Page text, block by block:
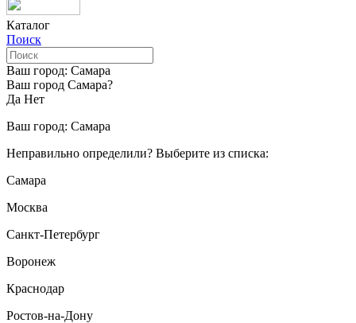
Каталог
Поиск
Ваш город: Самара
Ваш город Самара?
Да Нет
Ваш город: Самара
Неправильно определили? Выберите из списка:
Самара
Москва
Санкт-Петербург
Воронеж
Краснодар
Ростов-на-Дону